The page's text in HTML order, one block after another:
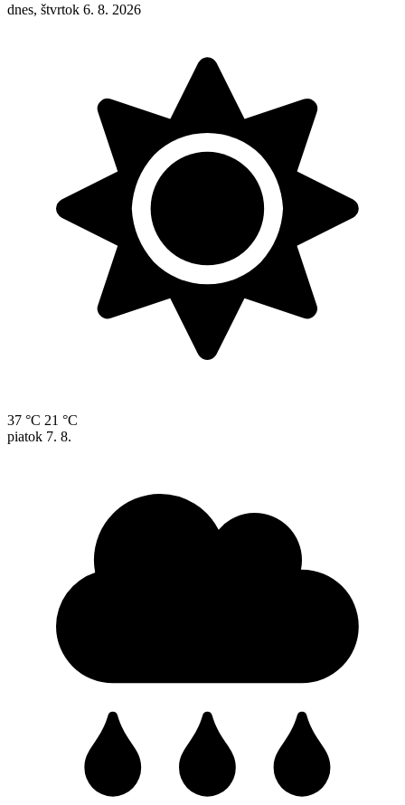
dnes, štvrtok 6. 8. 2026
37 °C 21 °C
piatok 7. 8.